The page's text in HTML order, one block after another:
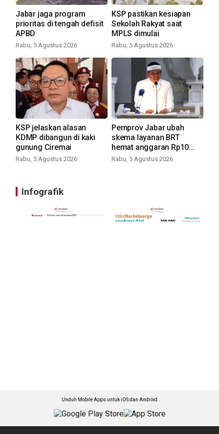
Jabar jaga program
prioritas di tengah defisit
APBD
Rabu, 5 Agustus 2026
KSP pastikan kesiapan
Sekolah Rakyat saat
MPLS dimulai
Rabu, 5 Agustus 2026
KSP jelaskan alasan
KDMP dibangun di kaki
gunung Ciremai
Rabu, 5 Agustus 2026
Pemprov Jabar ubah
skema layanan BRT
hemat anggaran Rp10
miliar
Rabu, 5 Agustus 2026
Infografik
Unduh Mobile Apps untuk iOS dan Android